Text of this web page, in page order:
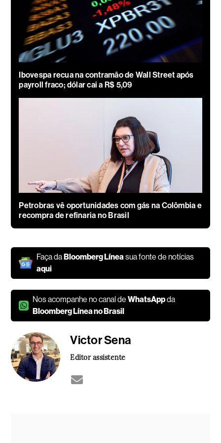
Ibovespa recua na contramão de Wall Street após
payroll fraco; dólar cai a R$ 5,09
Petrobras vê oportunidades com gás na Colômbia e
recompra de refinaria no Brasil
Faça daBloomberg Línea sua fonte de notícias
aqui
Nos acompanhe no canal deWhatsAppda
Bloomberg Línea no Brasil
Victor Sena
Editor assistente